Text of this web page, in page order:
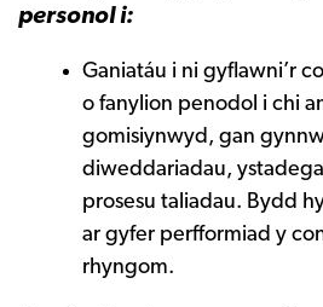
personol i:
Ganiatáu i ni gyflawni’r
o fanylion penodol i chi
gomisiynwyd, gan
diweddariadau,
prosesu taliadau. Bydd
ar gyfer perfformiad y
rhyngom.